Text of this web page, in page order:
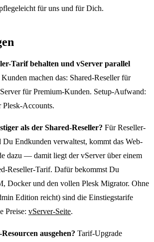
für uns und für Dich.
Tarif behalten und vServer parallel
machen das: Shared-Reseller für
für Premium-Kunden. Setup-Aufwand:
Plesk-Accounts.
als der Shared-Reseller? Für Reseller-
Du Endkunden verwaltest, kommt das Web-
dazu — damit liegt der vServer über einem
Reseller-Tarif. Dafür bekommst Du
Docker und den vollen Plesk Migrator. Ohne
Edition reicht) sind die Einstiegstarife
Preise: vServer-Seite.
ausgehen? Tarif-Upgrade